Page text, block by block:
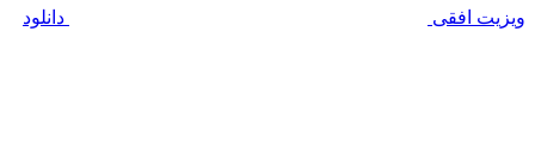
ویزیت افقی دانلود